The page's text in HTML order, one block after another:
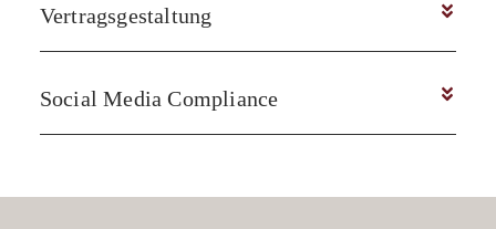
Vertragsgestaltung
Social Media Compliance